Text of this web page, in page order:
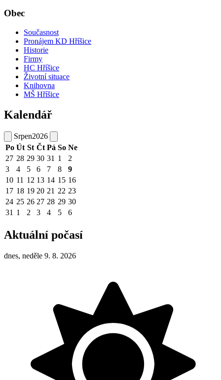
Obec
Současnost
Pronájem KD Hříšice
Historie
Firmy
HC Hříšice
Životní situace
Knihovna
MŠ Hříšice
Kalendář
Srpen2026
Po Út St Čt Pá So Ne
27 28 29 30 31 1
2
3
4 5 6 7 8
9
10 11 12 13 14 15 16
17 18 19 20 21 22 23
24 25 26 27 28 29 30
31 1 2 3 4 5 6
Aktuální počasí
dnes, neděle 9. 8. 2026